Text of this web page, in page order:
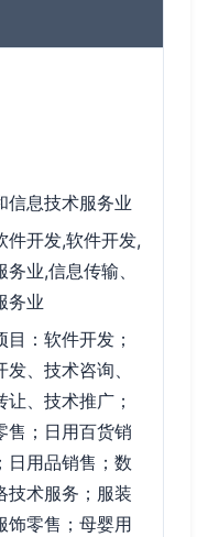
信息技术服务业
件开发,软件开发,
业,信息传输、
务业
目：软件开发；
、技术咨询、
、技术推广；
售；日用百货销
日用品销售；数
技术服务；服装
饰零售；母婴用